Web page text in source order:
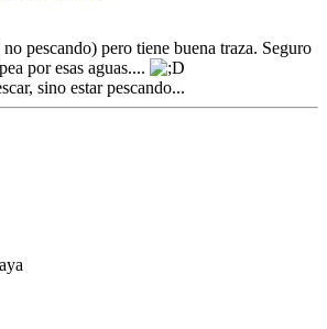
pescando) pero tiene buena traza. Seguro
por esas aguas....
sino estar pescando...